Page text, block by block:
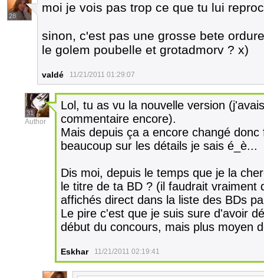
28
moi je vois pas trop ce que tu lui
sinon, c'est pas une grosse bete
le golem poubelle et grotadmorv ? x)
valdé 11/21/2011 01:29:07
31
Author
Lol, tu as vu la nouvelle version
commentaire encore).
Mais depuis ça a encore changé
beaucoup sur les détails je sais é_è...
Dis moi, depuis le temps que je la
le titre de ta BD ? (il faudrait vraiment
affichés direct dans la liste des BDs
Le pire c'est que je suis sure d'avoir
début du concours, mais plus moyen
Eskhar 11/21/2011 02:19:41